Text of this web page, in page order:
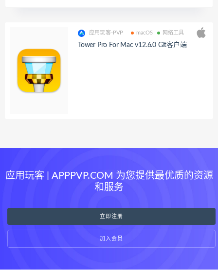
应用玩客-PVP macOS 网络工具
Tower Pro For Mac v12.6.0 Git客户端
应用玩客 | APPPVP.COM 为您提供最优质的资源
和服务
立即注册
加入会员